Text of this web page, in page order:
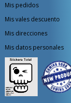
Mis pedidos
Mis vales descuento
Mis direcciones
Mis datos personales